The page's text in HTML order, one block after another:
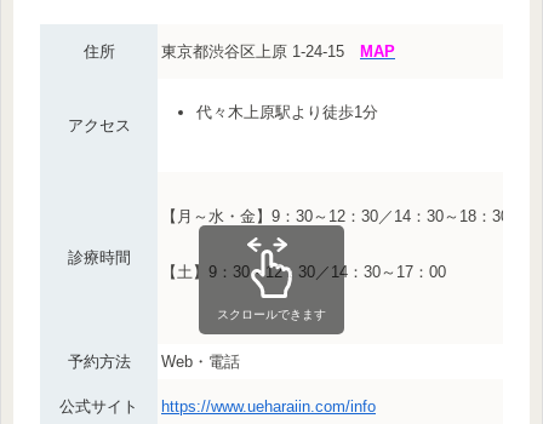
住所 東京都渋谷区上原 1-24-15 MAP
アクセス
代々木上原駅より徒歩1分
診療時間
【月～水・金】9：30～12：30／14：30～18：30
【土】9：30～12：30／14：30～17：00
予約方法 Web・電話
公式サイト https://www.ueharaiin.com/info
スクロールできます